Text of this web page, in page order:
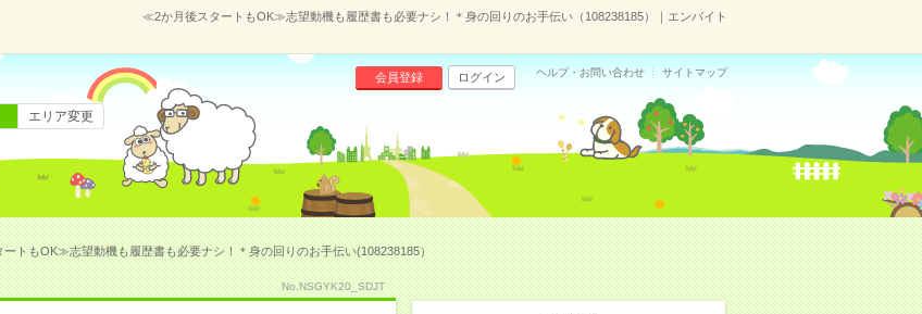
≪2か月後スタートもOK≫志望動機も履歴書も必要ナシ！＊身の回りのお手伝い（108238185）｜エンバイト
会員登録 ログイン ヘルプ・お問い合わせ サイトマップ
エリア変更
トもOK≫志望動機も履歴書も必要ナシ！＊身の回りのお手伝い(108238185）
No.NSGYK20_SDJT